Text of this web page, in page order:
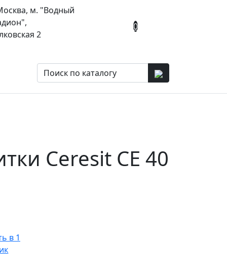
м. "Водный
2
0
Ceresit СЕ 40
в 1